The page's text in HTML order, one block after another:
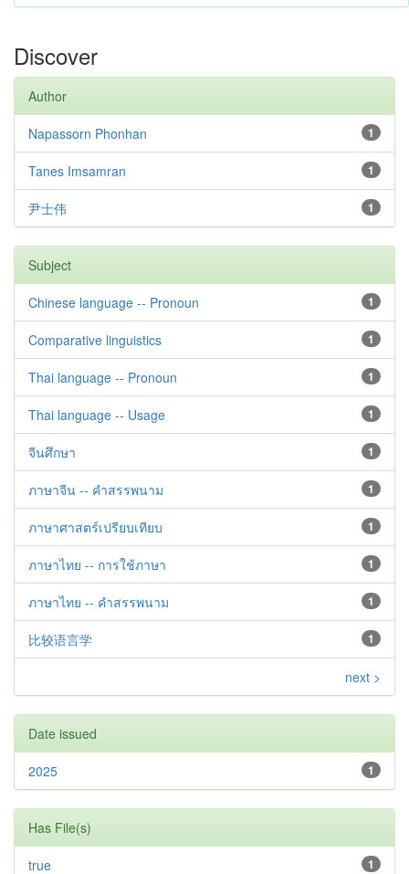
Discover
Author
1
Napassorn Phonhan
1
Tanes Imsamran
1
尹士伟
Subject
1
Chinese language -- Pronoun
1
Comparative linguistics
1
Thai language -- Pronoun
1
Thai language -- Usage
1
จีนศึกษา
1
ภาษาจีน -- คำสรรพนาม
1
ภาษาศาสตร์เปรียบเทียบ
1
ภาษาไทย -- การใช้ภาษา
1
ภาษาไทย -- คำสรรพนาม
1
比较语言学
next >
Date issued
1
2025
Has File(s)
1
true